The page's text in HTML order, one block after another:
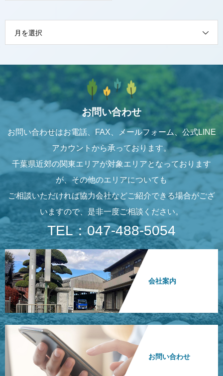
月を選択
お問い合わせ
お問い合わせはお電話、FAX、メールフォーム、公式LINE
アカウントから承っております。
千葉県近郊の関東エリアが対象エリアとなっております
が、その他のエリアについても
ご相談いただければ協力会社などご紹介できる場合がござ
いますので、是非一度ご相談ください。
TEL：047-488-5054
会社案内
お問い合わせ